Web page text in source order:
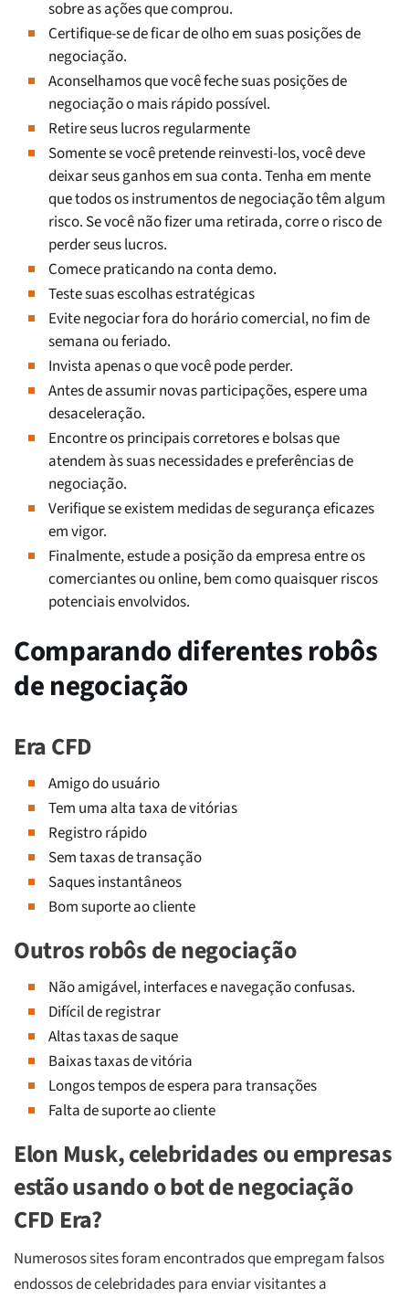
sobre as ações que comprou.
Certifique-se de ficar de olho em suas posições de
negociação.
Aconselhamos que você feche suas posições de
negociação o mais rápido possível.
Retire seus lucros regularmente
Somente se você pretende reinvesti-los, você deve
deixar seus ganhos em sua conta. Tenha em mente
que todos os instrumentos de negociação têm algum
risco. Se você não fizer uma retirada, corre o risco de
perder seus lucros.
Comece praticando na conta demo.
Teste suas escolhas estratégicas
Evite negociar fora do horário comercial, no fim de
semana ou feriado.
Invista apenas o que você pode perder.
Antes de assumir novas participações, espere uma
desaceleração.
Encontre os principais corretores e bolsas que
atendem às suas necessidades e preferências de
negociação.
Verifique se existem medidas de segurança eficazes
em vigor.
Finalmente, estude a posição da empresa entre os
comerciantes ou online, bem como quaisquer riscos
potenciais envolvidos.
Comparando diferentes robôs
de negociação
Era CFD
Amigo do usuário
Tem uma alta taxa de vitórias
Registro rápido
Sem taxas de transação
Saques instantâneos
Bom suporte ao cliente
Outros robôs de negociação
Não amigável, interfaces e navegação confusas.
Difícil de registrar
Altas taxas de saque
Baixas taxas de vitória
Longos tempos de espera para transações
Falta de suporte ao cliente
Elon Musk, celebridades ou empresas
estão usando o bot de negociação
CFD Era?
Numerosos sites foram encontrados que empregam falsos
endossos de celebridades para enviar visitantes a